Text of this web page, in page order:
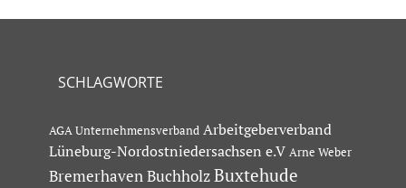
SCHLAGWORTE
AGA Unternehmensverband Arbeitgeberverband
Lüneburg-Nordostniedersachsen e.V Arne Weber
Bremerhaven Buchholz Buxtehude